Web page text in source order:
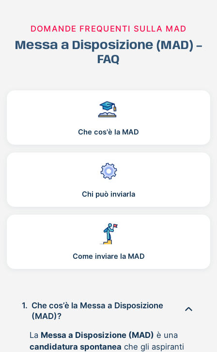
DOMANDE FREQUENTI SULLA MAD
Messa a Disposizione (MAD) –
FAQ
Che cos'è la MAD
Chi può inviarla
Come inviare la MAD
1. Che cos’è la Messa a Disposizione
(MAD)?
La Messa a Disposizione (MAD) è una
candidatura spontanea che gli aspiranti